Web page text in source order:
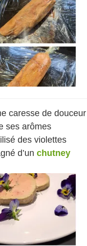
caresse de douceur
ses arômes
des violettes
d’un chutney